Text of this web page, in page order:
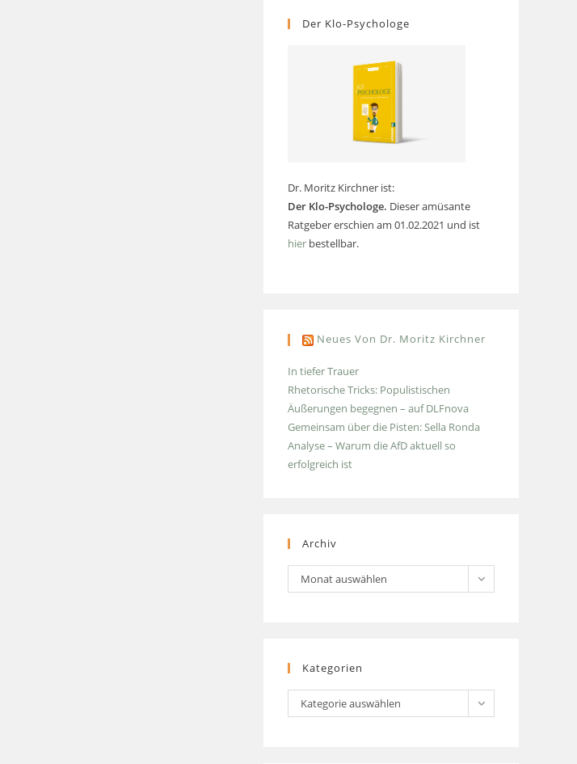
Der Klo-Psychologe
Dr. Moritz Kirchner ist:
Der Klo-Psychologe. Dieser amüsante
Ratgeber erschien am 01.02.2021 und ist
hier bestellbar.
Neues Von Dr. Moritz Kirchner
In tiefer Trauer
Rhetorische Tricks: Populistischen
Äußerungen begegnen – auf DLFnova
Gemeinsam über die Pisten: Sella Ronda
Analyse – Warum die AfD aktuell so
erfolgreich ist
Archiv
Archiv
Monat auswählen
Kategorien
Kategorien
Kategorie auswählen